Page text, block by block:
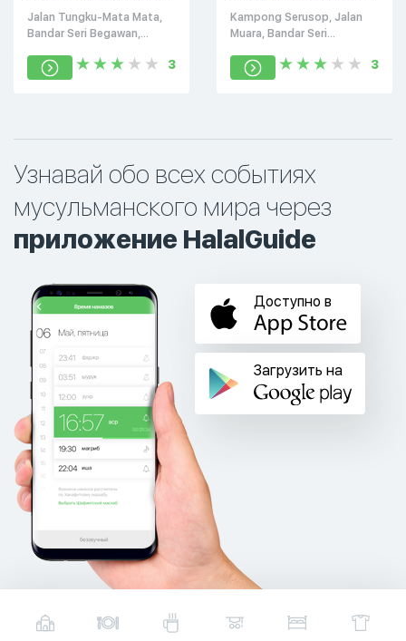
Mosque
Jalan Tungku-Mata Mata,
Bandar Seri Begawan,
3
Bolkiah
Kampong Serusop, Jalan
Muara, Bandar Seri
BB4713
3
Узнавай обо всех событиях
мусульманского мира через
приложение HalalGuide
Доступно в
Загрузить на